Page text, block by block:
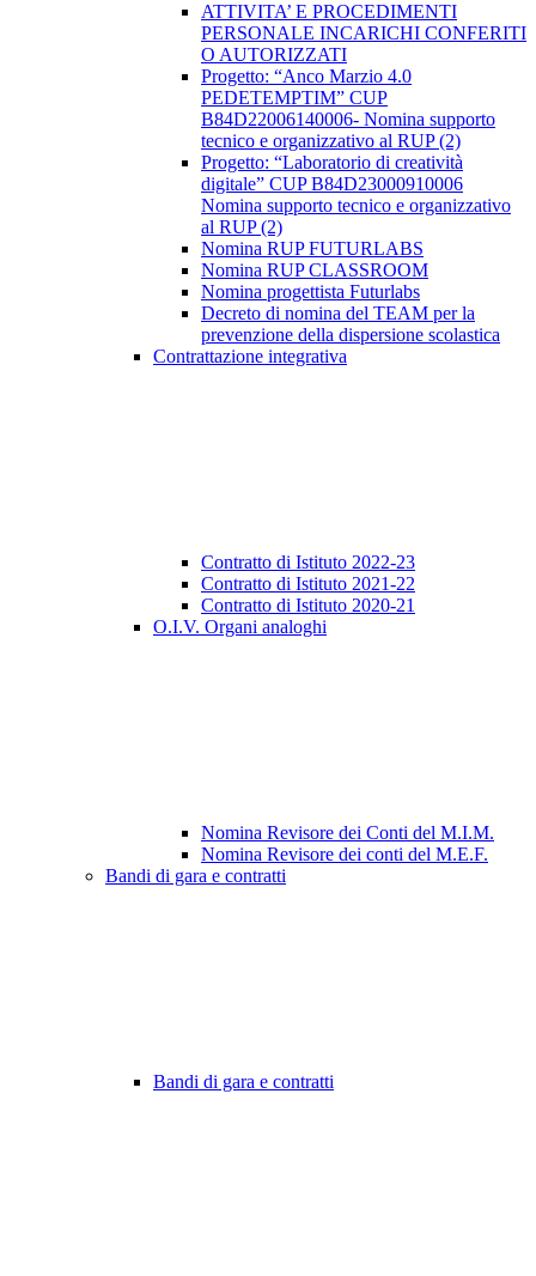
ATTIVITA’ E PROCEDIMENTI
PERSONALE INCARICHI CONFERITI
O AUTORIZZATI
Progetto: “Anco Marzio 4.0
PEDETEMPTIM” CUP
B84D22006140006- Nomina supporto
tecnico e organizzativo al RUP (2)
Progetto: “Laboratorio di creatività
digitale” CUP B84D23000910006
Nomina supporto tecnico e organizzativo
al RUP (2)
Nomina RUP FUTURLABS
Nomina RUP CLASSROOM
Nomina progettista Futurlabs
Decreto di nomina del TEAM per la
prevenzione della dispersione scolastica
Contrattazione integrativa
Contratto di Istituto 2022-23
Contratto di Istituto 2021-22
Contratto di Istituto 2020-21
O.I.V. Organi analoghi
Nomina Revisore dei Conti del M.I.M.
Nomina Revisore dei conti del M.E.F.
Bandi di gara e contratti
Bandi di gara e contratti